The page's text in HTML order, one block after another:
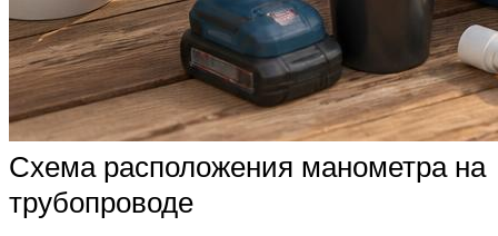
Схема расположения манометра на
трубопроводе